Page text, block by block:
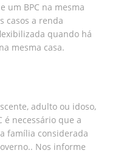
um BPC na mesma
casos a renda
quando há
mesma casa.
adulto ou idoso,
é necessário que a
família considerada
Nos informe